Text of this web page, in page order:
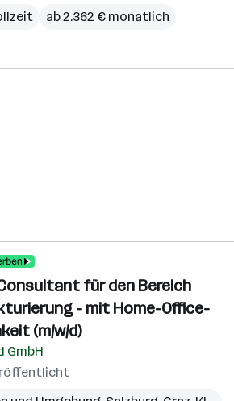
ab 2.362 € monatlich
für den Bereich
- mit Home-Office-
(m/w/d)
GmbH